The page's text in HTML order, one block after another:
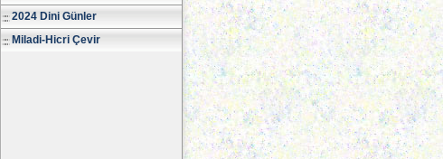
2024 Dini Günler
Miladi-Hicri Çevir